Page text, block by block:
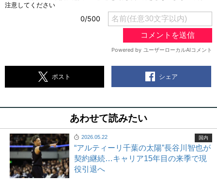
ポスト シェア
あわせて読みたい
2026.05.22
“アルティーリ千葉の太陽”長谷川智也が
契約継続…キャリア15年目の来季で現
役引退へ
国内